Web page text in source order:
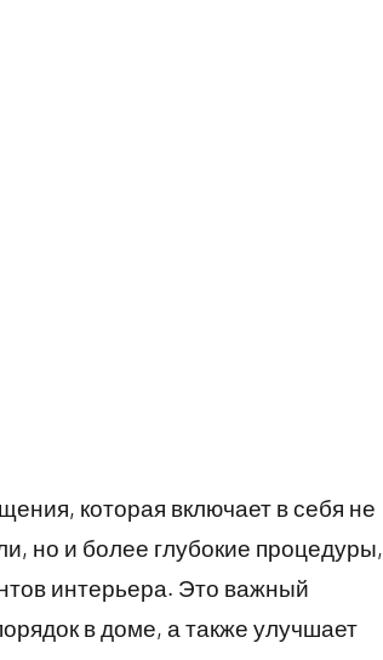
которая включает в себя не
но и более глубокие процедуры,
интерьера. Это важный
в доме, а также улучшает